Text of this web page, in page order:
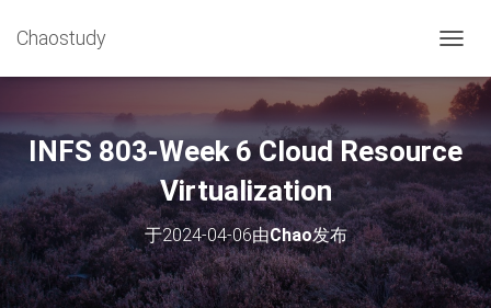
Chaostudy
换
导
航
INFS 803-Week 6 Cloud Resource
Virtualization
于2024-04-06由Chao发布